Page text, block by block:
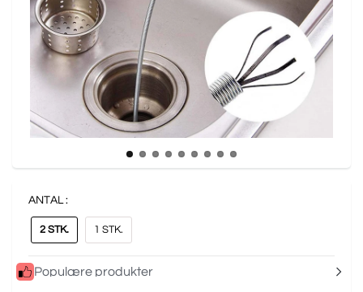
ANTAL :
2 STK. 1 STK.
Populære produkter